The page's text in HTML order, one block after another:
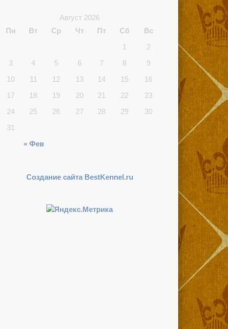
Август 2026
Пн
Вт Ср Чт Пт Сб Вс
« Фев
1
2
3
4 5 6 7 8
9
10
11 12 13 14 15
16
17
18 19 20 21 22
23
24
25 26 27 28 29
30
31
Создание сайта BestKennel.ru